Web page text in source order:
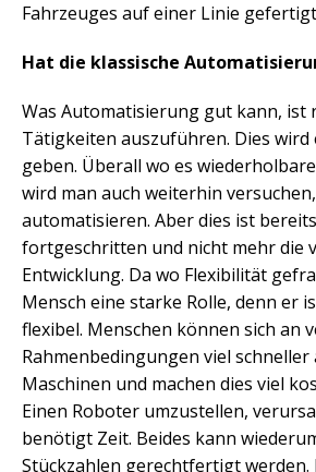
Fahrzeuges auf einer Linie
Hat die klassische
Was Automatisierung gut kann, ist
Tätigkeiten auszuführen. Dies wird
geben. Überall wo es
wird man auch weiterhin
automatisieren. Aber dies ist
fortgeschritten und nicht mehr die
Entwicklung. Da wo Flexibilität
Mensch eine starke Rolle, denn er
flexibel. Menschen können sich an
Rahmenbedingungen viel schneller
Maschinen und machen dies viel
Einen Roboter umzustellen,
benötigt Zeit. Beides kann
Stückzahlen gerechtfertigt